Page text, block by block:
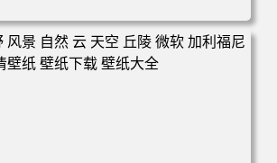
丘陵 山脉 树木 阿尔卑斯山 自然 电脑桌
载 壁纸大全